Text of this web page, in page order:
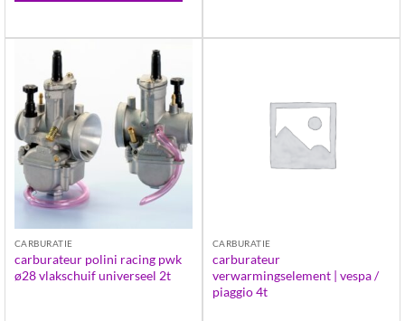
CARBURATIE
carburateur polini racing pwk
ø28 vlakschuif universeel 2t
CARBURATIE
carburateur
verwarmingselement | vespa /
piaggio 4t